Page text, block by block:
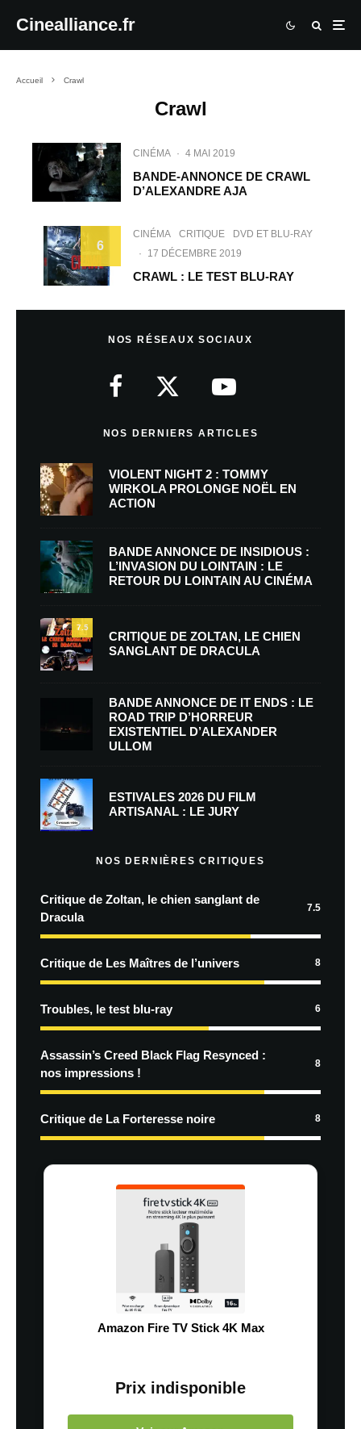
Cinealliance.fr
Accueil Crawl
Crawl
CINÉMA · 4 MAI 2019
BANDE-ANNONCE DE CRAWL
D’ALEXANDRE AJA
6
CINÉMA CRITIQUE
DVD ET BLU-RAY
·
17 DÉCEMBRE 2019
CRAWL : LE TEST BLU-RAY
NOS RÉSEAUX SOCIAUX
NOS DERNIERS ARTICLES
VIOLENT NIGHT 2 : TOMMY
WIRKOLA PROLONGE NOËL EN
ACTION
BANDE ANNONCE DE INSIDIOUS :
L’INVASION DU LOINTAIN : LE
RETOUR DU LOINTAIN AU CINÉMA
7.5
CRITIQUE DE ZOLTAN, LE CHIEN
SANGLANT DE DRACULA
BANDE ANNONCE DE IT ENDS : LE
ROAD TRIP D’HORREUR
EXISTENTIEL D’ALEXANDER
ULLOM
ESTIVALES 2026 DU FILM
ARTISANAL : LE JURY
NOS DERNIÈRES CRITIQUES
Critique de Zoltan, le chien sanglant de
Dracula
7.5
Critique de Les Maîtres de l’univers 8
Troubles, le test blu-ray 6
Assassin’s Creed Black Flag Resynced :
nos impressions !
8
Critique de La Forteresse noire 8
Amazon Fire TV Stick 4K Max
Prix indisponible